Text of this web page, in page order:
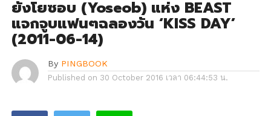
ยังโยซอบ (Yoseob) แห่ง BEAST
แจกจูบแฟนๆฉลองวัน ‘KISS DAY’
(2011-06-14)
By PINGBOOK
Published on 30 October 2016 เวลา 06:44:53 น.